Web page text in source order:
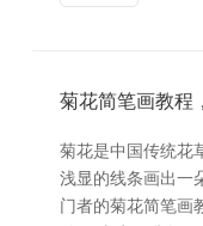
菊花简笔画教程
菊花是中国传统花
浅显的线条画出一
门者的菊花简笔画